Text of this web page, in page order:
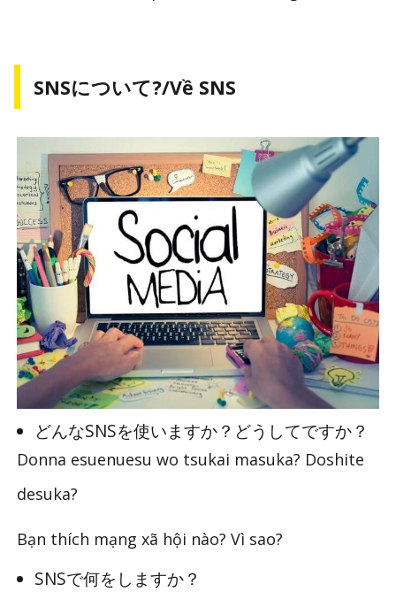
SNSについて?/Về SNS
どんなSNSを使いますか？どうしてですか？
Donna esuenuesu wo tsukai masuka? Doshite
desuka?
Bạn thích mạng xã hội nào? Vì sao?
SNSで何をしますか？